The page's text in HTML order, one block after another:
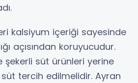
kalsiyum içeriği sayesinde
açısından koruyucudur.
şekerli süt ürünleri yerine
süt tercih edilmelidir. Ayran